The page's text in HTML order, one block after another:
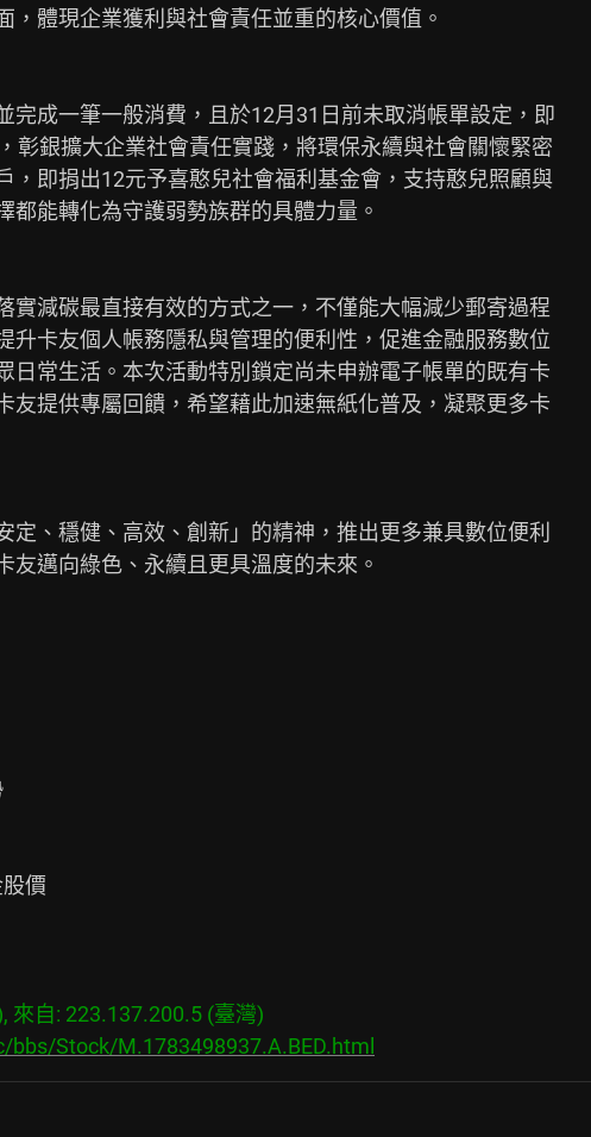
，體現企業獲利與社會責任並重的核心價值。
完成一筆一般消費，且於12月31日前未取消帳單設定，即
彰銀擴大企業社會責任實踐，將環保永續與社會關懷緊密
，即捐出12元予喜憨兒社會福利基金會，支持憨兒照顧與
都能轉化為守護弱勢族群的具體力量。
實減碳最直接有效的方式之一，不僅能大幅減少郵寄過程
升卡友個人帳務隱私與管理的便利性，促進金融服務數位
日常生活。本次活動特別鎖定尚未申辦電子帳單的既有卡
友提供專屬回饋，希望藉此加速無紙化普及，凝聚更多卡
定、穩健、高效、創新」的精神，推出更多兼具數位便利
友邁向綠色、永續且更具溫度的未來。
價
來自: 223.137.200.5 (臺灣)
Stock/M.1783498937.A.BED.html